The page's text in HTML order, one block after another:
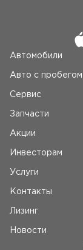
Автомобили
Авто c пробегом
Сервис
Запчасти
Акции
Инвесторам
Услуги
Контакты
Лизинг
Новости